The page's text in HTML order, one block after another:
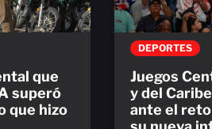
que
superó
que hizo
DEPORTES
Juegos
y del
ante el